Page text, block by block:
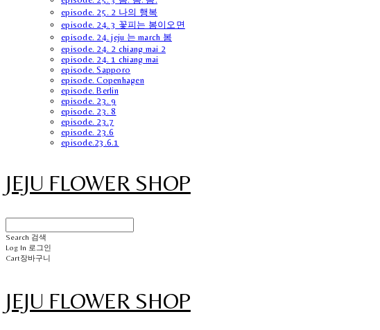
episode. 25. 2 나의 행복
episode. 24. 3 꽃피는 봄이오면
episode. 24. jeju 는 march 봄
episode. 24. 2 chiang mai 2
episode. 24. 1 chiang mai
episode. Sapporo
episode. Copenhagen
episode. Berlin
episode. 23. 9
episode. 23. 8
episode. 23.7
episode. 23.6
episode.23.6.1
JEJU FLOWER SHOP
Search 검색
Log In 로그인
Cart장바구니
JEJU FLOWER SHOP